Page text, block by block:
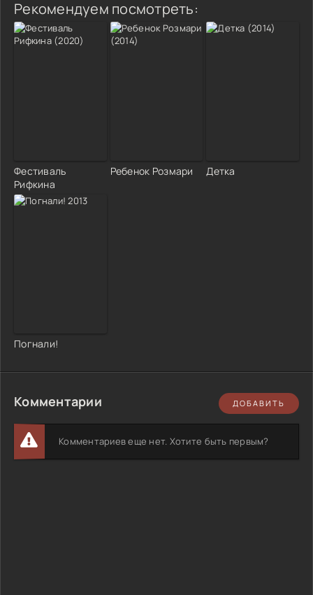
Рекомендуем посмотреть:
Фестиваль
Рифкина
Ребенок Розмари Детка
Погнали!
Комментарии ДОБАВИТЬ
Комментариев еще нет. Хотите быть первым?